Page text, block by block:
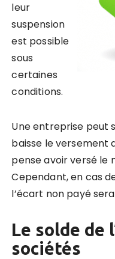
leur
suspension
est possible
sous
certaines
conditions.
Une entreprise peut
baisse le versement
pense avoir versé le
Cependant, en cas
l’écart non payé
Le solde de
sociétés